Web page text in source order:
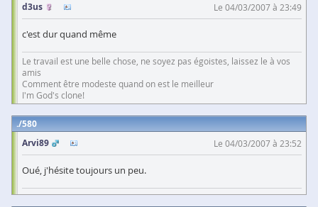
d3us
Le 04/03/2007 à 23:49
c'est dur quand même
Le travail est une belle chose, ne soyez pas égoistes, laissez le à vos
amis
Comment être modeste quand on est le meilleur
I'm God's clone!
580
Arvi89
Le 04/03/2007 à 23:52
Oué, j'hésite toujours un peu.